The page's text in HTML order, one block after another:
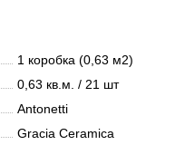
1 коробка (0,63 м2)
0,63 кв.м. / 21 шт
Antonetti
Gracia Ceramica